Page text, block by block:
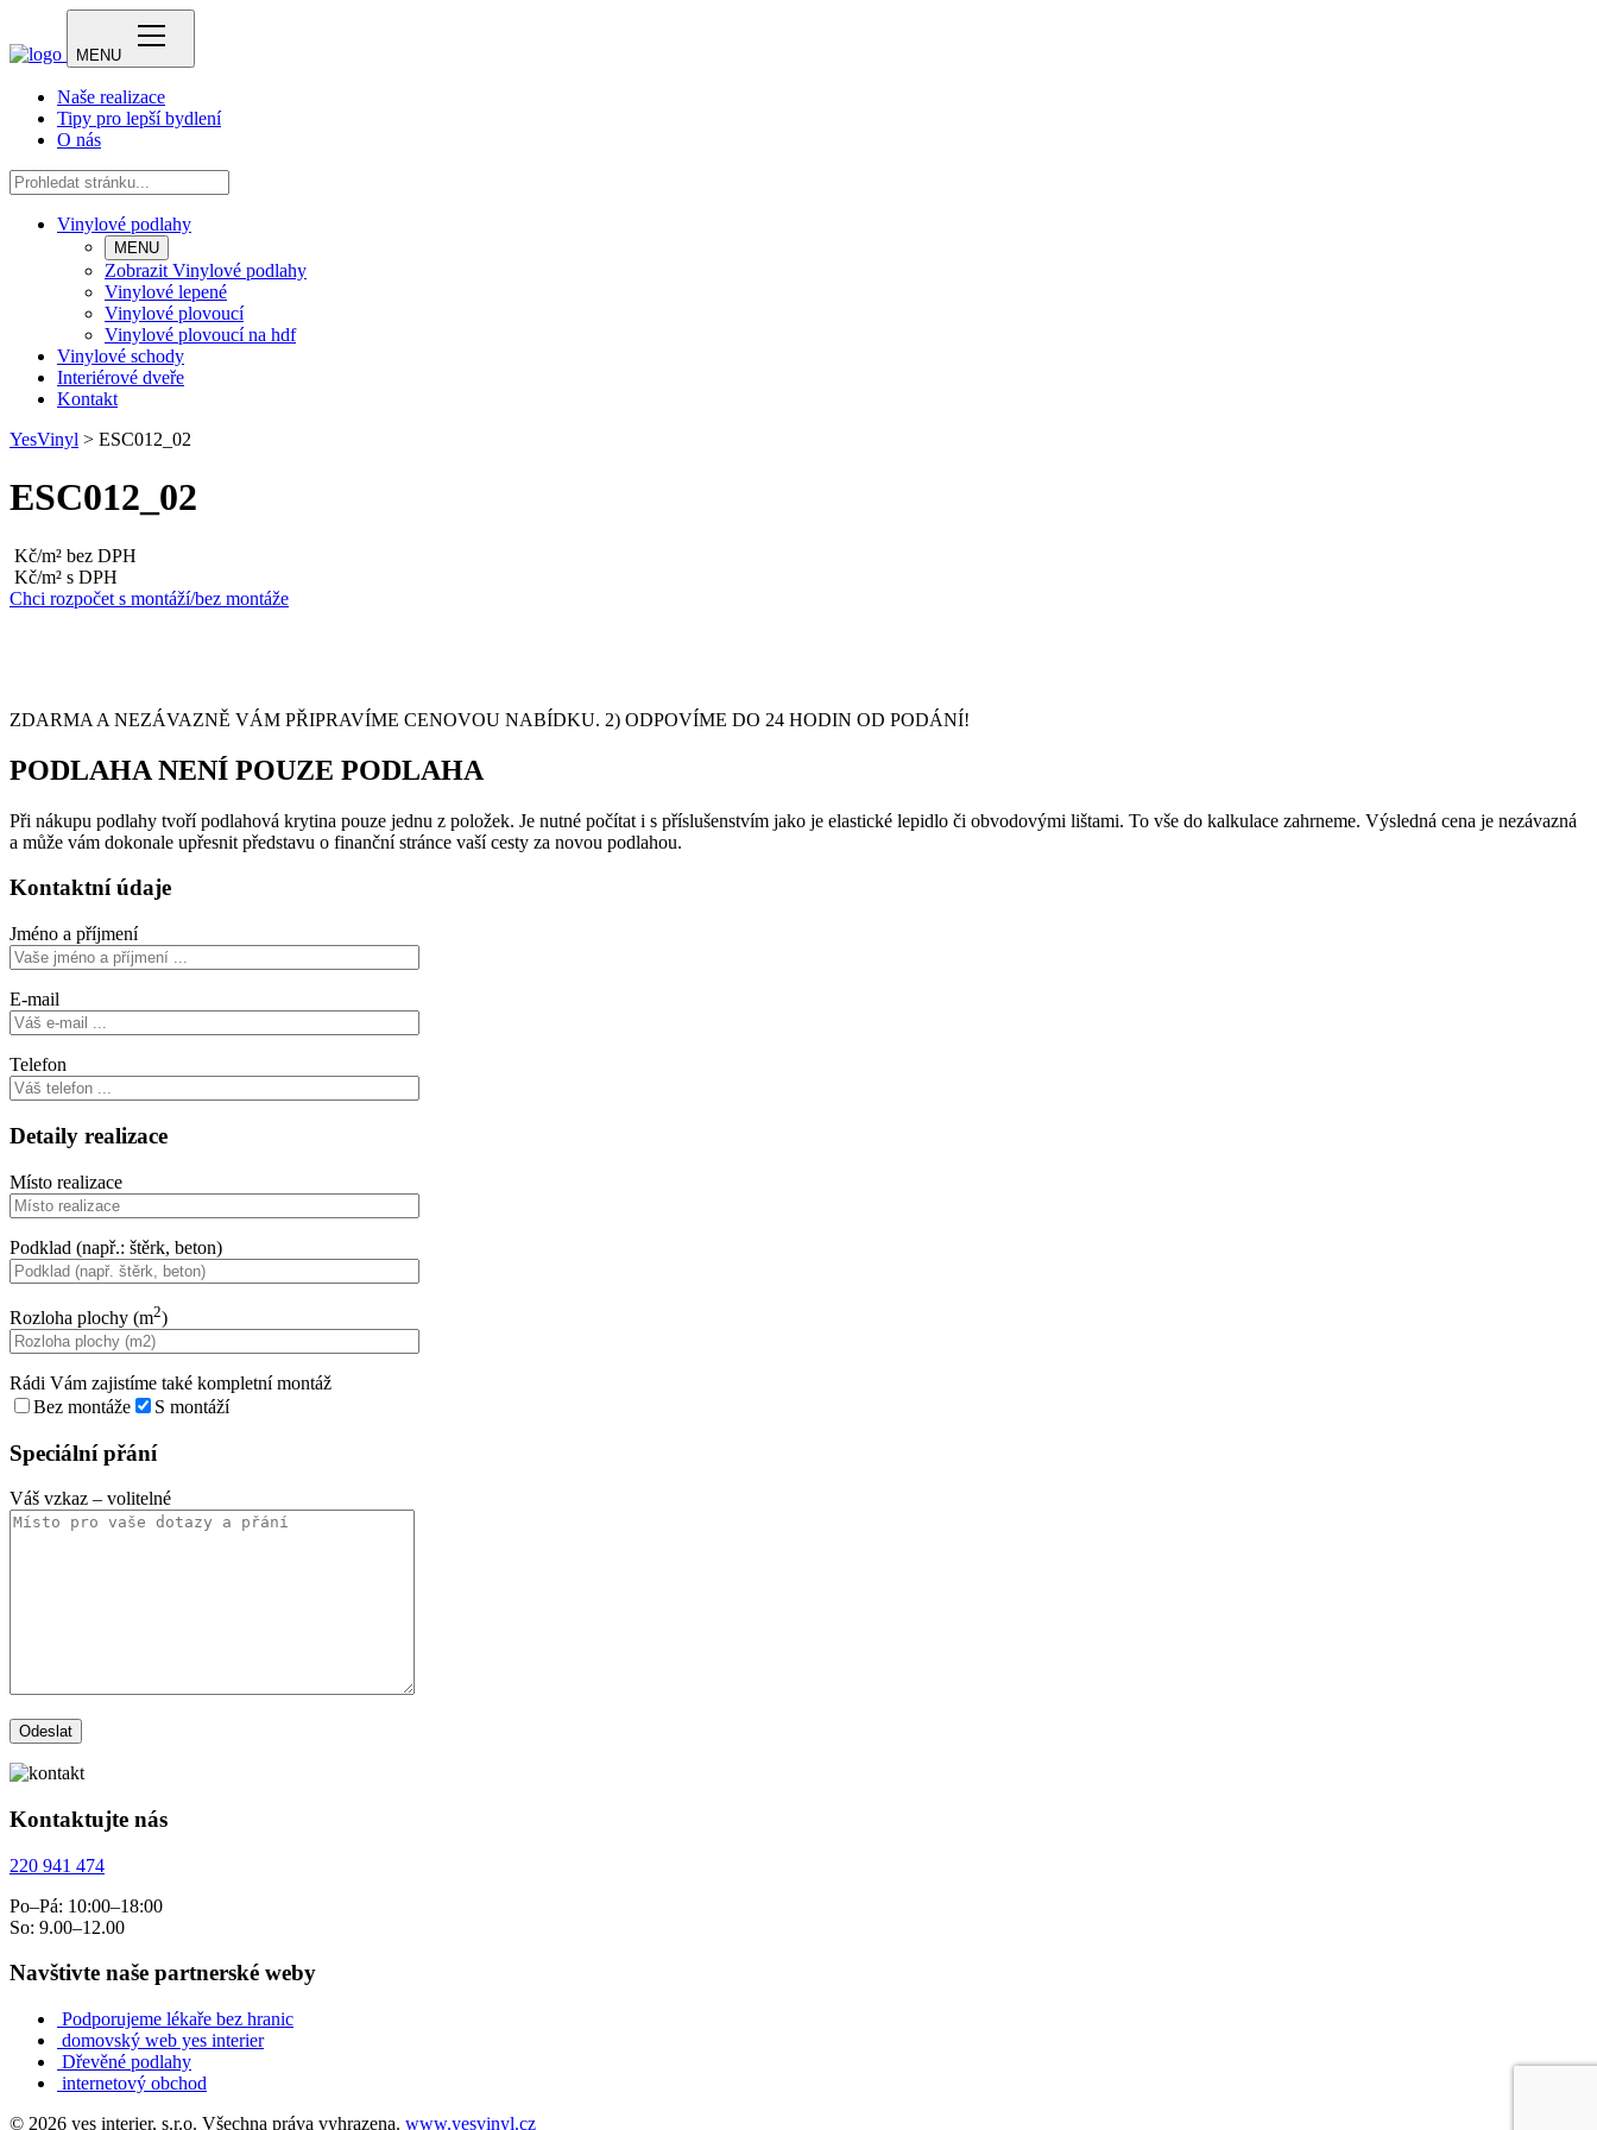
MENU
Naše realizace
Tipy pro lepší bydlení
O nás
Vinylové podlahy
MENU
Zobrazit Vinylové podlahy
Vinylové lepené
Vinylové plovoucí
Vinylové plovoucí na hdf
Vinylové schody
Interiérové dveře
Kontakt
YesVinyl > ESC012_02
ESC012_02
Kč/m² bez DPH
Kč/m² s DPH
Chci rozpočet s montáží/bez montáže
ZDARMA A NEZÁVAZNĚ VÁM PŘIPRAVÍME CENOVOU NABÍDKU. 2) ODPOVÍME DO 24 HODIN OD PODÁNÍ!
PODLAHA NENÍ POUZE PODLAHA
Při nákupu podlahy tvoří podlahová krytina pouze jednu z položek. Je nutné počítat i s příslušenstvím jako je elastické lepidlo či obvodovými lištami. To vše do kalkulace zahrneme. Výsledná cena je nezávazná
a může vám dokonale upřesnit představu o finanční stránce vaší cesty za novou podlahou.
Kontaktní údaje
Jméno a příjmení
E-mail
Telefon
Detaily realizace
Místo realizace
Podklad (např.: štěrk, beton)
Rozloha plochy (m2)
Rádi Vám zajistíme také kompletní montáž
Bez montáže
S montáží
Speciální přání
Váš vzkaz – volitelné
Kontaktujte nás
220 941 474
Po–Pá: 10:00–18:00
So: 9.00–12.00
Navštivte naše partnerské weby
Podporujeme lékaře bez hranic
domovský web yes interier
Dřevěné podlahy
internetový obchod
© 2026 yes interier, s.r.o. Všechna práva vyhrazena. www.yesvinyl.cz